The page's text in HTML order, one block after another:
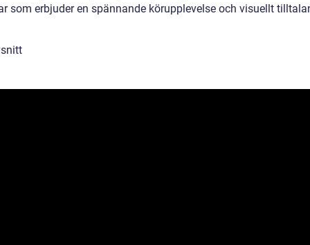
som erbjuder en spännande körupplevelse och visuellt